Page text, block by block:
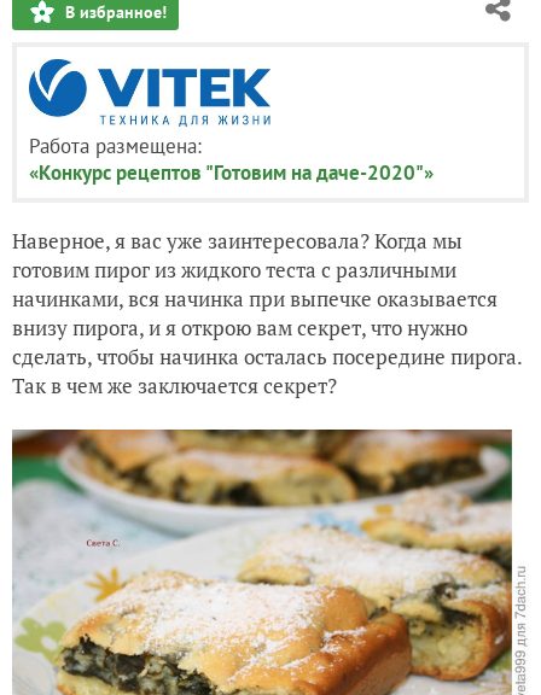
В избранное!
Работа размещена:
«Конкурс рецептов "Готовим на даче-2020"»
Наверное, я вас уже заинтересовала? Когда мы
готовим пирог из жидкого теста с различными
начинками, вся начинка при выпечке оказывается
внизу пирога, и я открою вам секрет, что нужно
сделать, чтобы начинка осталась посередине пирога.
Так в чем же заключается секрет?